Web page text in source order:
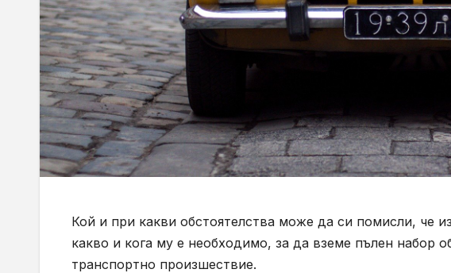
Кой и при какви обстоятелства може да си помисли, че
какво и кога му е необходимо, за да вземе пълен набор
транспортно произшествие.